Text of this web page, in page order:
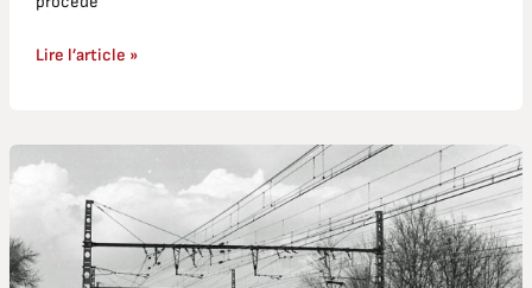
Lire l’article »
Tour
d’horizon
Traction